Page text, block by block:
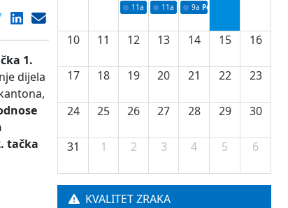
1.
dijela
tačka
11a Potpisivanje ugovora o stipendijama
11a Podrška razvoju vodne
9a Početak izgradnje nove
10 11 12 13 14 15 16
17 18 19 20 21 22 23
24 25 26 27 28 29 30
31 1 2 3 4 5 6
KVALITET ZRAKA